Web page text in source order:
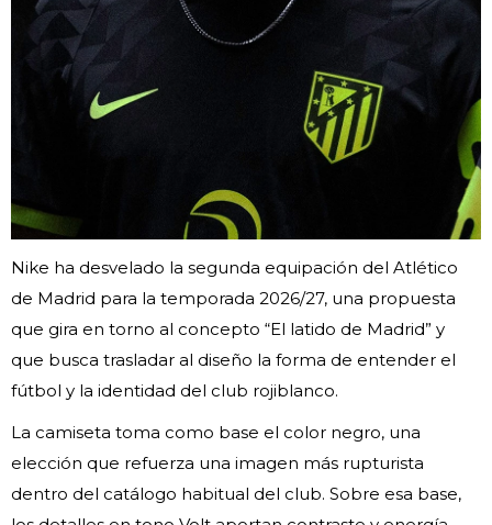
Nike ha desvelado la segunda equipación del Atlético
de Madrid para la temporada 2026/27, una propuesta
que gira en torno al concepto “El latido de Madrid” y
que busca trasladar al diseño la forma de entender el
fútbol y la identidad del club rojiblanco.
La camiseta toma como base el color negro, una
elección que refuerza una imagen más rupturista
dentro del catálogo habitual del club. Sobre esa base,